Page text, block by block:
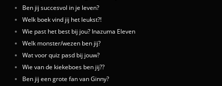
Ben jij succesvol in je leven?
Welk boek vind jij het leukst?!
Wie past het best bij jou? Inazuma Eleven
Welk monster/wezen ben jij?
Wat voor quiz pasd bij jouw?
Wie van de kiekeboes ben jij??
Ben jij een grote fan van Ginny?